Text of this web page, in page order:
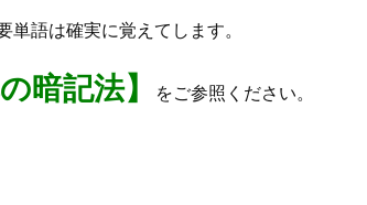
単語は確実に覚えてします。
暗記法】 をご参照ください。